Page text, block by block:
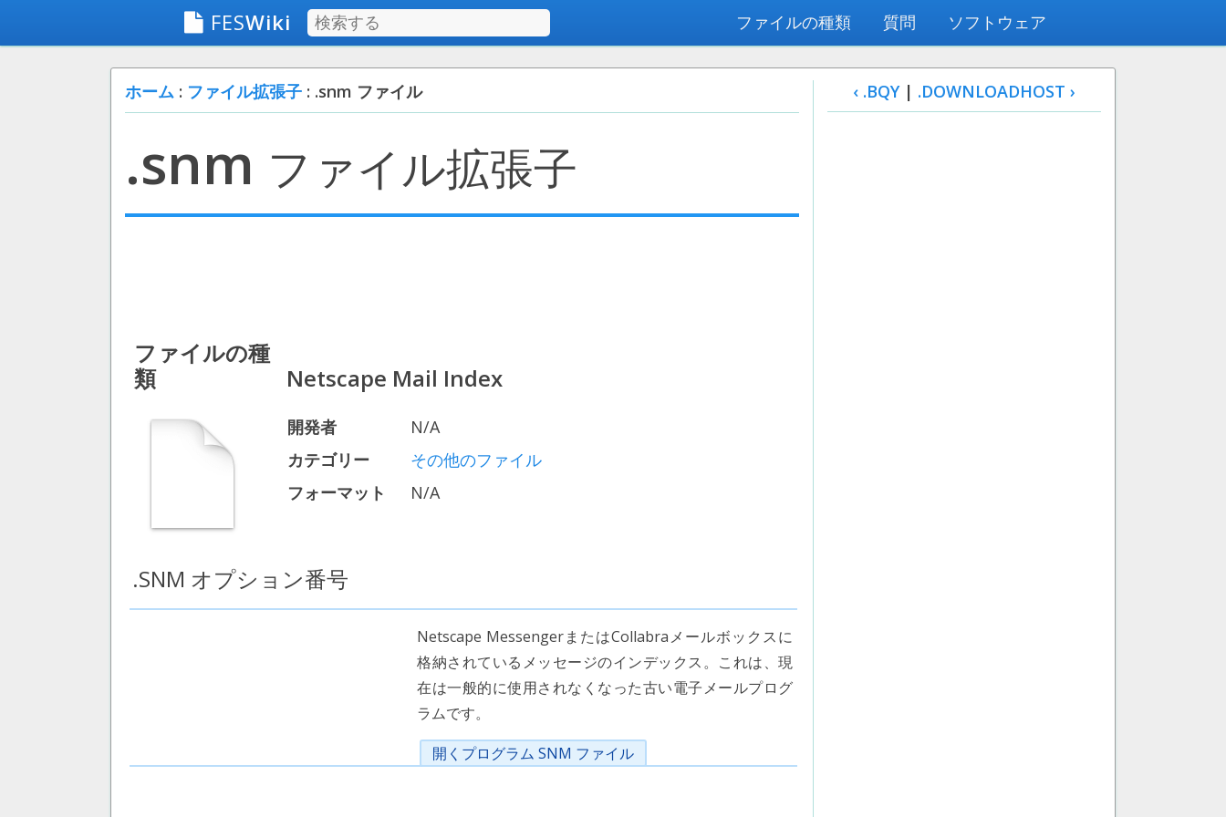
FESWiki ファイルの種類 質問 ソフトウェア
ホーム : ファイル拡張子 : .snm ファイル
.snm ファイル拡張子
ファイルの種
類
Netscape Mail Index
開発者
N/A
カテゴリー
その他のファイル
フォーマット
N/A
.SNM オプション番号
Netscape MessengerまたはCollabraメールボックスに
格納されているメッセージのインデックス。これは、現
在は一般的に使用されなくなった古い電子メールプログ
ラムです。
開くプログラム SNM ファイル
‹ .BQY| .DOWNLOADHOST ›